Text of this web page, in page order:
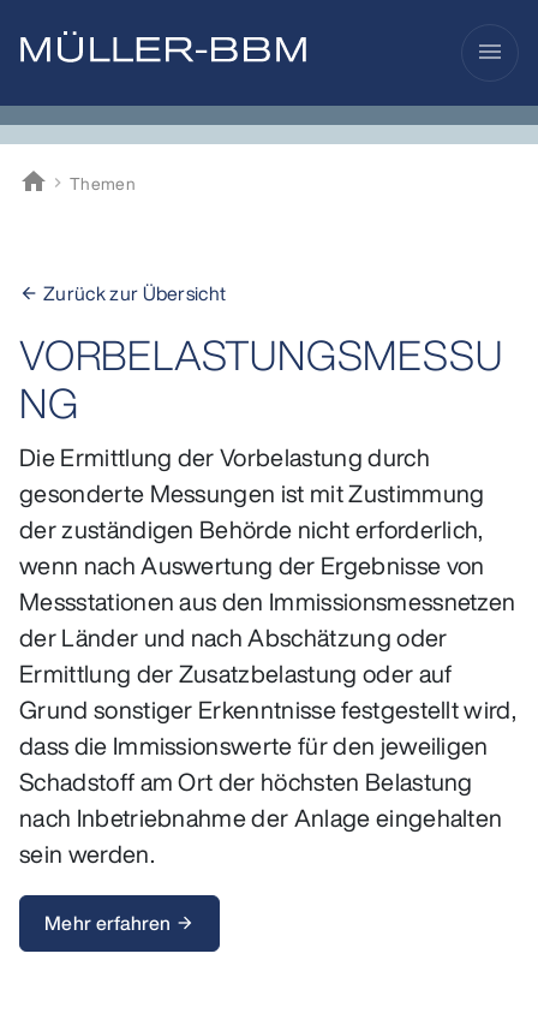
menu
home
Müller-BBM
Themen
arrow_back Zurück zur Übersicht
VORBELASTUNGSMESSU
NG
Die Ermittlung der Vorbelastung durch
gesonderte Messungen ist mit Zustimmung
der zuständigen Behörde nicht erforderlich,
wenn nach Auswertung der Ergebnisse von
Messstationen aus den Immissionsmessnetzen
der Länder und nach Abschätzung oder
Ermittlung der Zusatzbelastung oder auf
Grund sonstiger Erkenntnisse festgestellt wird,
dass die Immissionswerte für den jeweiligen
Schadstoff am Ort der höchsten Belastung
nach Inbetriebnahme der Anlage eingehalten
sein werden.
Mehr erfahren arrow_forward